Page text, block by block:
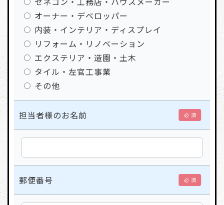
オーナー・デベロッパー
内装・インテリア・ディスプレイ
リフォーム・リノベーション
エクステリア・造園・土木
タイル・左官工事業
その他
担当者様のお名前 必 須
郵便番号 必 須